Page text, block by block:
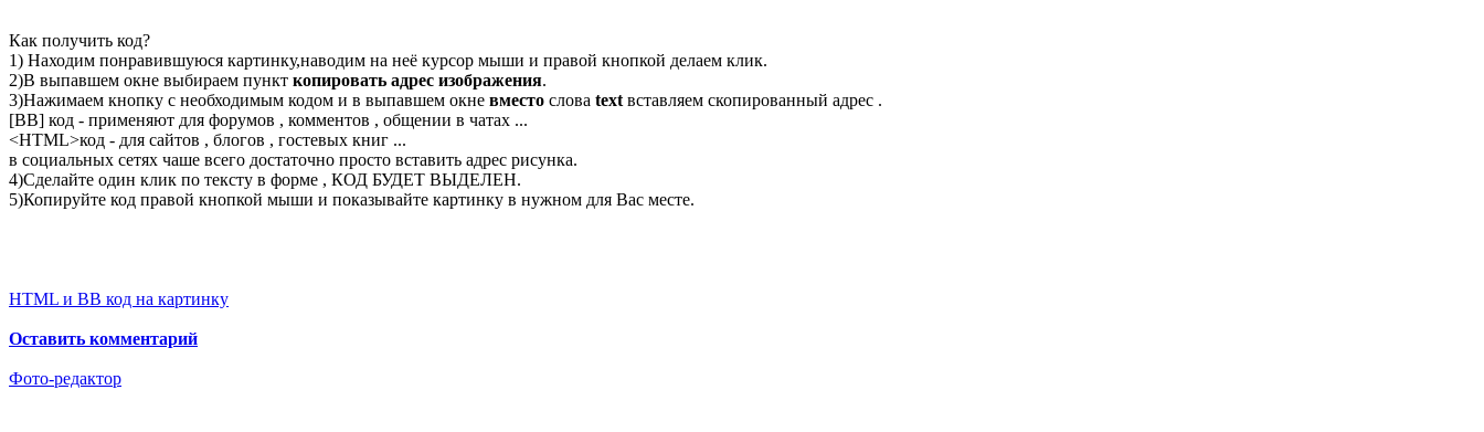
Как получить код?
1) Находим понравившуюся картинку,наводим на неё курсор мыши и правой кнопкой делаем клик.
2)В выпавшем окне выбираем пункт копировать адрес изображения.
3)Нажимаем кнопку с необходимым кодом и в выпавшем окне вместо слова text вставляем скопированный адрес .
[BB] код - применяют для форумов , комментов , общении в чатах ...
<HTML>код - для сайтов , блогов , гостевых книг ...
в социальных сетях чаше всего достаточно просто вставить адрес рисунка.
4)Сделайте один клик по тексту в форме , КОД БУДЕТ ВЫДЕЛЕН.
5)Копируйте код правой кнопкой мыши и показывайте картинку в нужном для Вас месте.
HTML и BB код на картинку
Оставить комментарий
Фото-редактор